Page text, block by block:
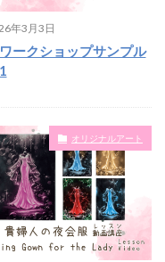
年3月3日
ークショップサンプル
オリジナルアート